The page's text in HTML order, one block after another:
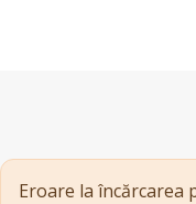
Eroare la încărcarea